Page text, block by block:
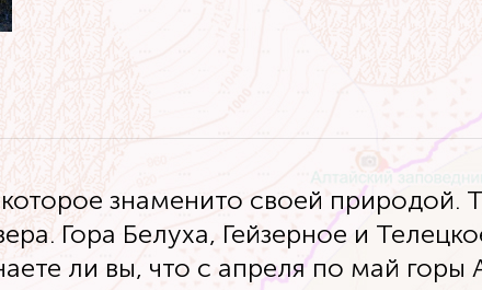
знаменито своей природой.
Гора Белуха, Гейзерное и
ли вы, что с апреля по май